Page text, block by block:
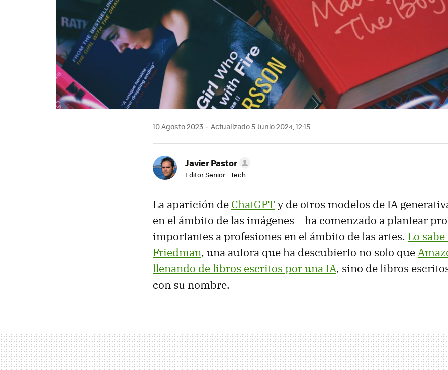
10 Agosto 2023 Actualizado 5 Junio 2024, 12:15
Javier Pastor
Editor Senior - Tech
La aparición de ChatGPT y de otros modelos de IA
en el ámbito de las imágenes— ha comenzado a plantear
importantes a profesiones en el ámbito de las artes. Lo
Friedman, una autora que ha descubierto no solo que
llenando de libros escritos por una IA, sino de libros
con su nombre.